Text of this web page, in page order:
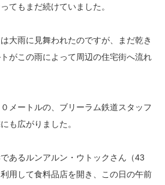
てもまだ続けていました。
大雨に見舞われたのですが、まだ乾き
がこの雨によって周辺の住宅街へ流れ
メートルの、ブリーラム鉄道スタッフ
も広がりました。
あるルンアルン・ウトックさん（43
用して食料品店を開き、この日の午前